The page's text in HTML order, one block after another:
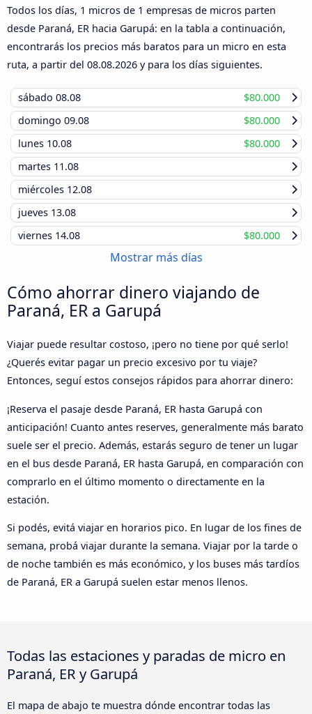
Todos los días, 1 micros de 1 empresas de micros parten
desde Paraná, ER hacia Garupá: en la tabla a continuación,
encontrarás los precios más baratos para un micro en esta
ruta, a partir del 08.08.2026 y para los días siguientes.
sábado 08.08
$80.000
domingo 09.08
$80.000
lunes 10.08
$80.000
martes 11.08
miércoles 12.08
jueves 13.08
viernes 14.08 $80.000
Mostrar más días
Cómo ahorrar dinero viajando de
Paraná, ER a Garupá
Viajar puede resultar costoso, ¡pero no tiene por qué serlo!
¿Querés evitar pagar un precio excesivo por tu viaje?
Entonces, seguí estos consejos rápidos para ahorrar dinero:
¡Reserva el pasaje desde Paraná, ER hasta Garupá con
anticipación! Cuanto antes reserves, generalmente más barato
suele ser el precio. Además, estarás seguro de tener un lugar
en el bus desde Paraná, ER hasta Garupá, en comparación con
comprarlo en el último momento o directamente en la
estación.
Si podés, evitá viajar en horarios pico. En lugar de los fines de
semana, probá viajar durante la semana. Viajar por la tarde o
de noche también es más económico, y los buses más tardíos
de Paraná, ER a Garupá suelen estar menos llenos.
Todas las estaciones y paradas de micro en
Paraná, ER y Garupá
El mapa de abajo te muestra dónde encontrar todas las